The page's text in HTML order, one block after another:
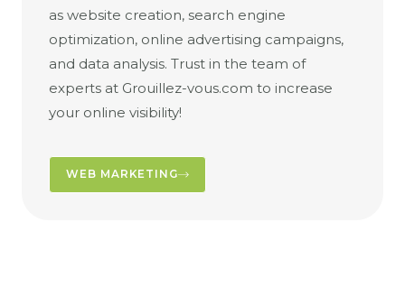
as website creation, search engine
optimization, online advertising campaigns,
and data analysis. Trust in the team of
experts at Grouillez-vous.com to increase
your online visibility!
WEB MARKETING